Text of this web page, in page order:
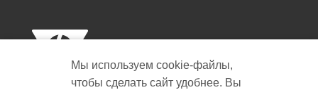
Мы используем cookie‑файлы,
чтобы сделать сайт удобнее. Вы